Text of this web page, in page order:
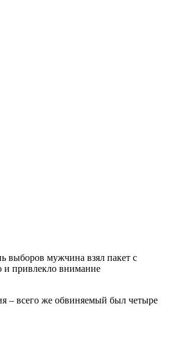
выборов мужчина взял пакет с
и привлекло внимание
– всего же обвиняемый был четыре